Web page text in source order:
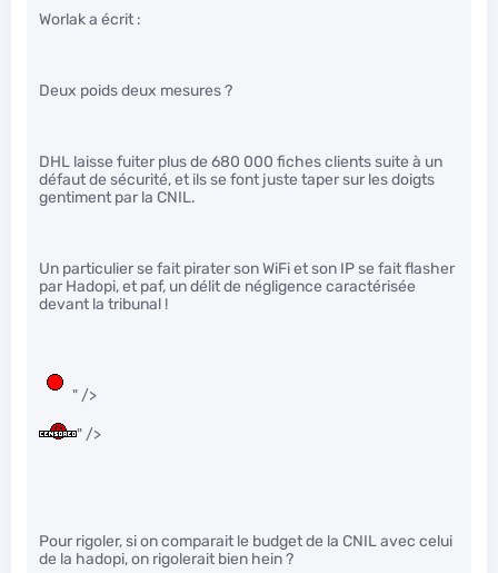
Worlak a écrit :
Deux poids deux mesures ?
DHL laisse fuiter plus de 680 000 fiches clients suite à un
défaut de sécurité, et ils se font juste taper sur les doigts
gentiment par la CNIL.
Un particulier se fait pirater son WiFi et son IP se fait flasher
par Hadopi, et paf, un délit de négligence caractérisée
devant la tribunal !
" />
" />
Pour rigoler, si on comparait le budget de la CNIL avec celui
de la hadopi, on rigolerait bien hein ?